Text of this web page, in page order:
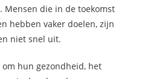
Mensen die in de toekomst
hebben vaker doelen, zijn
niet snel uit.
om hun gezondheid, het